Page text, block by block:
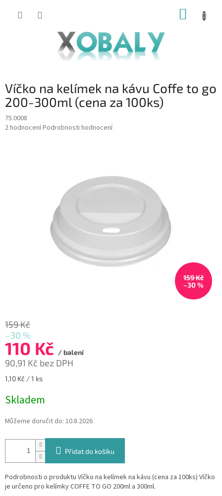
KOŠÍK
Víčko na kelímek na kávu Coffe to go
200-300ml (cena za 100ks)
75.0008
Průměrné
2 hodnoceníPodrobnosti hodnocení
159 Kč
–30 %
159 Kč
–30 %
110 Kč / balení
90,91 Kč bez DPH
Měrná
1,10 Kč / 1 ks
Skladem
Můžeme doručit do: 10.8.2026
Přidat do košíku
Podrobnosti o produktu Víčko na kelímek na kávu (cena za 100ks) Víčko
je určeno pro kelímky COFFE TO GO 200ml a 300ml.